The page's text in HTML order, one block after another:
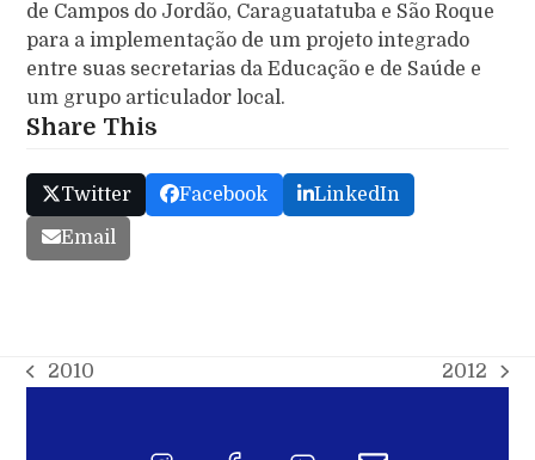
de Campos do Jordão, Caraguatatuba e São Roque
para a implementação de um projeto integrado
entre suas secretarias da Educação e de Saúde e
um grupo articulador local.
Share This
Twitter Facebook LinkedIn
Email
2010 2012